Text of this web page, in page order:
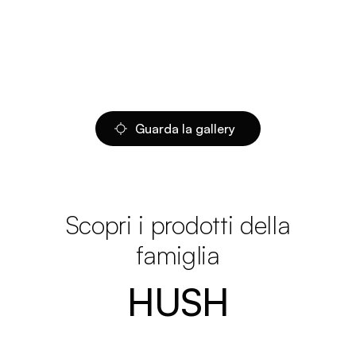
Guarda la gallery
Scopri i prodotti della
famiglia
HUSH